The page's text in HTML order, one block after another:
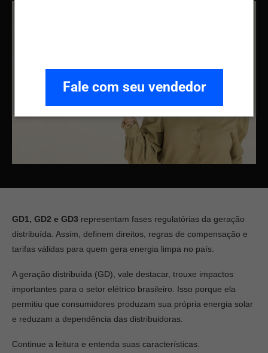
Fale com seu vendedor
GD1, GD2 e GD3 representam fases regulatórias da geração
distribuída. Assim, definem direitos, regras de compensação e
tarifas válidas para quem gera energia limpa no país.
A geração distribuída (GD), vale destacar, trouxe impactos
importantes para o setor elétrico brasileiro. Isso porque ela
permitiu que consumidores produzam sua própria energia solar
e reduzam a dependência das distribuidoras.
Continue a leitura e entenda suas características.